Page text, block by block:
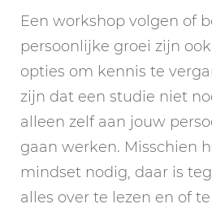
Een workshop volgen of
persoonlijke groei zijn
opties om kennis te
zijn dat een studie niet
alleen zelf aan jouw
gaan werken. Misschien
mindset nodig, daar is
alles over te lezen en of